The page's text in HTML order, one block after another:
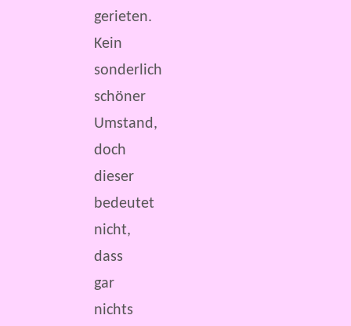
gerieten.
Kein
sonderlich
schöner
Umstand,
doch
dieser
bedeutet
nicht,
dass
gar
nichts